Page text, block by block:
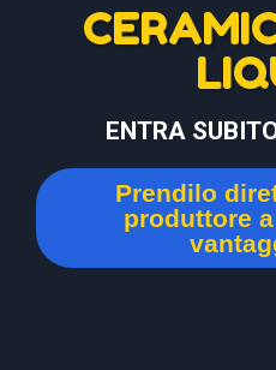
ENTRA
Prendilo
produttore